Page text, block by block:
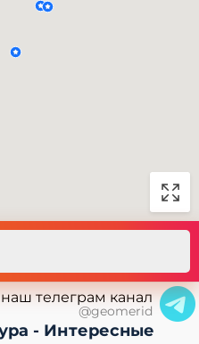
наш телеграм канал
@geomerid
- Интересные